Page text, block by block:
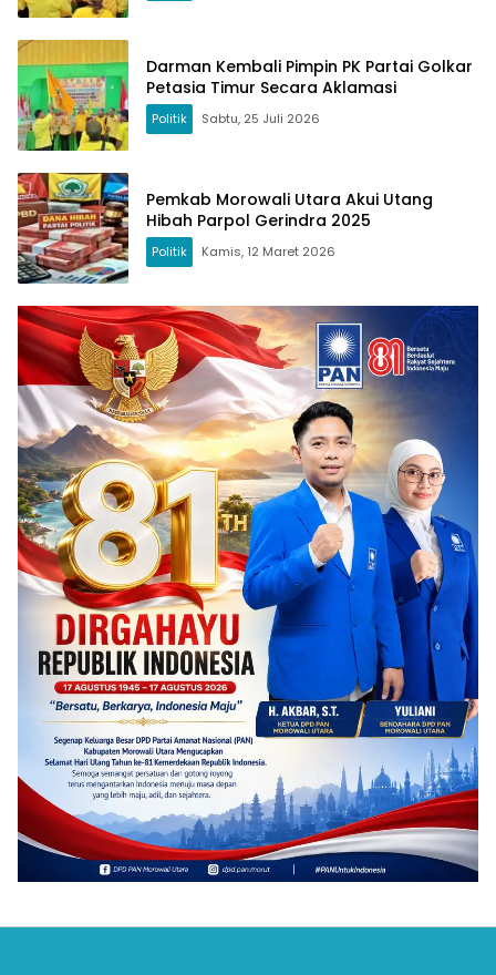
Darman Kembali Pimpin PK Partai Golkar
Petasia Timur Secara Aklamasi
Politik Sabtu, 25 Juli 2026
Pemkab Morowali Utara Akui Utang
Hibah Parpol Gerindra 2025
Politik Kamis, 12 Maret 2026